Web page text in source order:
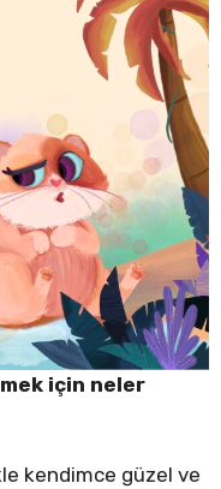
için neler
kendimce güzel ve